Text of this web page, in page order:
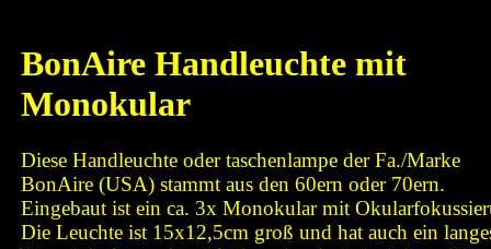
BonAire Handleuchte mit
Monokular
Diese Handleuchte oder taschenlampe der Fa./Marke
BonAire (USA) stammt aus den 60ern oder 70ern.
Eingebaut ist ein ca. 3x Monokular mit
Die Leuchte ist 15x12,5cm groß und hat auch ein